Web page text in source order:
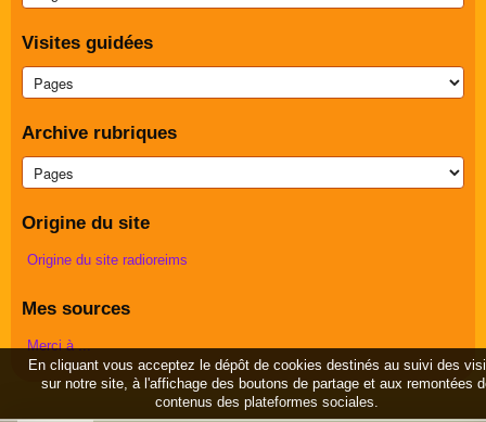
Visites guidées
Archive rubriques
Origine du site
Origine du site radioreims
Mes sources
Merci à ...
En cliquant vous acceptez le dépôt de cookies destinés au suivi des
sur notre site, à l'affichage des boutons de partage et aux remontées
contenus des plateformes sociales.